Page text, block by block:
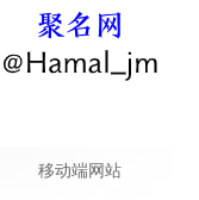
移动端网站